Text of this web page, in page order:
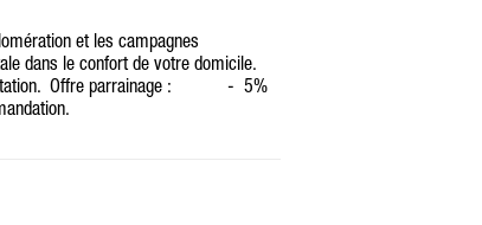
et les campagnes
dans le confort de votre domicile.
Offre parrainage : - 5%